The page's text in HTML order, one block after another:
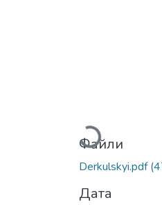
Вантажиться...
Файли
Derkulskyi.pdf
Дата